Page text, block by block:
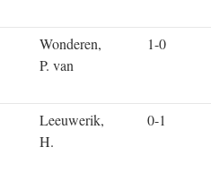
Wonderen,
P. van
1-0
Leeuwerik,
H.
0-1